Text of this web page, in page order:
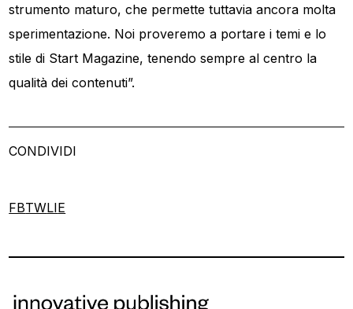
strumento maturo, che permette tuttavia ancora molta
sperimentazione. Noi proveremo a portare i temi e lo
stile di Start Magazine, tenendo sempre al centro la
qualità dei contenuti”.
CONDIVIDI
FBTWLIE